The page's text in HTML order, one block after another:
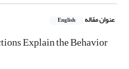
عنوان مقاله English
Explain the Behavior